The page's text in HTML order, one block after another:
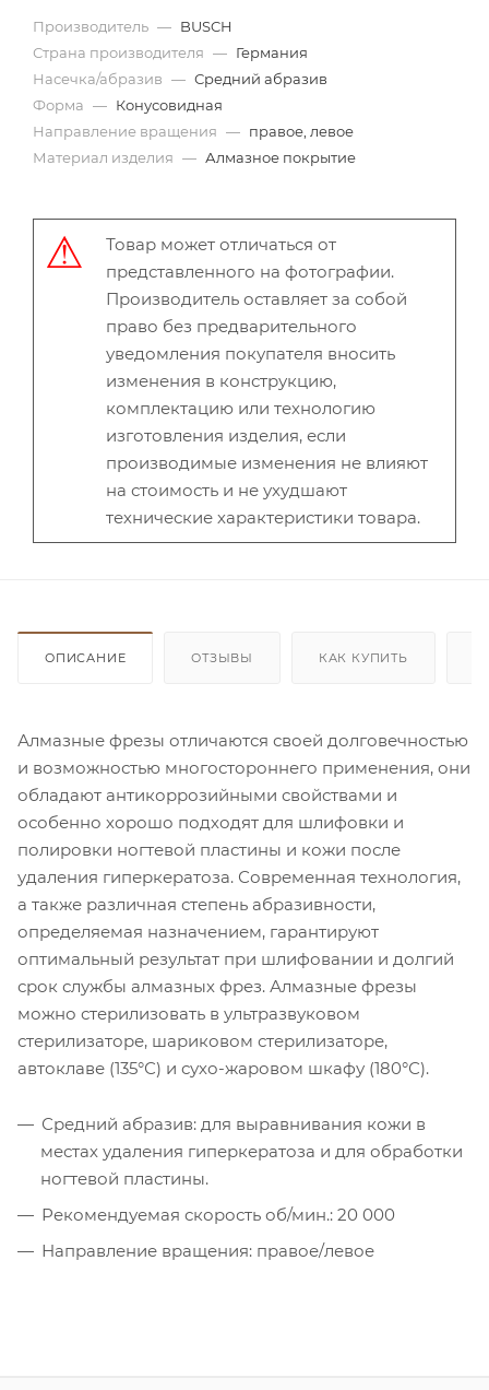
Производитель — BUSCH
Страна производителя — Германия
Насечка/абразив — Средний абразив
Форма — Конусовидная
Направление вращения — правое, левое
Материал изделия — Алмазное покрытие
Товар может отличаться от
представленного на фотографии.
Производитель оставляет за собой
право без предварительного
уведомления покупателя вносить
изменения в конструкцию,
комплектацию или технологию
изготовления изделия, если
производимые изменения не влияют
на стоимость и не ухудшают
технические характеристики товара.
ОПИСАНИЕ ОТЗЫВЫ КАК КУПИТЬ
Алмазные фрезы отличаются своей долговечностью
и возможностью многостороннего применения, они
обладают антикоррозийными свойствами и
особенно хорошо подходят для шлифовки и
полировки ногтевой пластины и кожи после
удаления гиперкератоза. Современная технология,
а также различная степень абразивности,
определяемая назначением, гарантируют
оптимальный результат при шлифовании и долгий
срок службы алмазных фрез. Алмазные фрезы
можно стерилизовать в ультразвуковом
стерилизаторе, шариковом стерилизаторе,
автоклаве (135°С) и сухо-жаровом шкафу (180°С).
Средний абразив: для выравнивания кожи в
местах удаления гиперкератоза и для обработки
ногтевой пластины.
Рекомендуемая скорость об/мин.: 20 000
Направление вращения: правое/левое